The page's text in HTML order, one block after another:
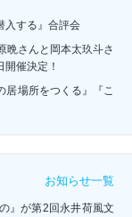
入する』合評会
晩さんと岡本太玖斗さ
催決定！
居場所をつくる』『こ
お知らせ一覧
』が第2回永井荷風文